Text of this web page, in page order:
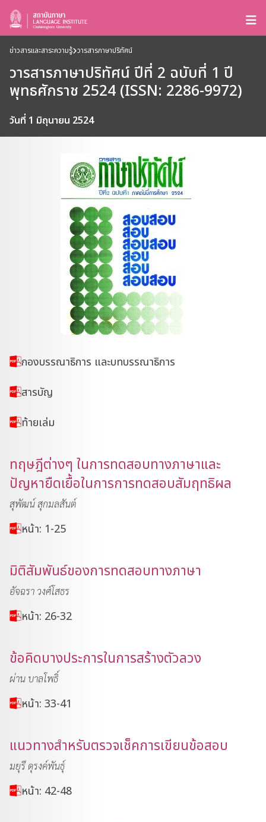
ข่าวสารและสาระความรู้ วารสารภาษาปริทัศน์
วารสารภาษาปริทัศน์ ปีที่ 2 ฉบับที่ 1 ปี
พุทธศักราช 2524 (ISSN: 2286-9972)
วันที่ 1 มิถุนายน 2524
กองบรรณาธิการ และบทบรรณาธิการ
สารบัญ
ท้ายเล่ม
ทฤษฎีต่างๆ ในการทดสอบทางภาษาและ
ปัญหายืดเยื้อในการการทดสอบสัมฤทธิผล
สุพัฒน์ สุกมลสันต์
หน้า: 1-25
มิติสัมพันธ์ของการทดสอบทางภาษา
อัจฉรา วงศ์โสธร
หน้า: 26-32
ข้อคิดบางประการในการสร้างตัวลวง
ผ่าน บาลโพธิ์
หน้า: 33-41
แนวทางสำหรับตรวจเช็คการเขียนข้อสอบ
มยุรี ดุรงค์พันธ์ุ
หน้า: 42-48